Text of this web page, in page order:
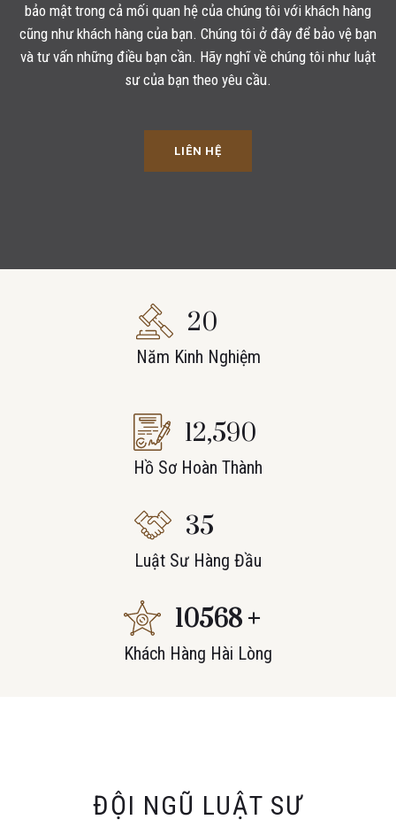
bảo mật trong cả mối quan hệ của chúng tôi với khách hàng
cũng như khách hàng của bạn. Chúng tôi ở đây để bảo vệ bạn
và tư vấn những điều bạn cần. Hãy nghĩ về chúng tôi như luật
sư của bạn theo yêu cầu.
LIÊN HỆ
20
Năm Kinh Nghiệm
12,590
Hồ Sơ Hoàn Thành
35
Luật Sư Hàng Đầu
10568 +
Khách Hàng Hài Lòng
ĐỘI NGŨ LUẬT SƯ